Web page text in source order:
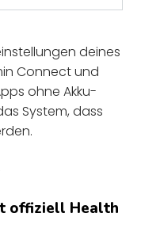
deines
Connect und
ohne Akku-
System, dass
offiziell Health